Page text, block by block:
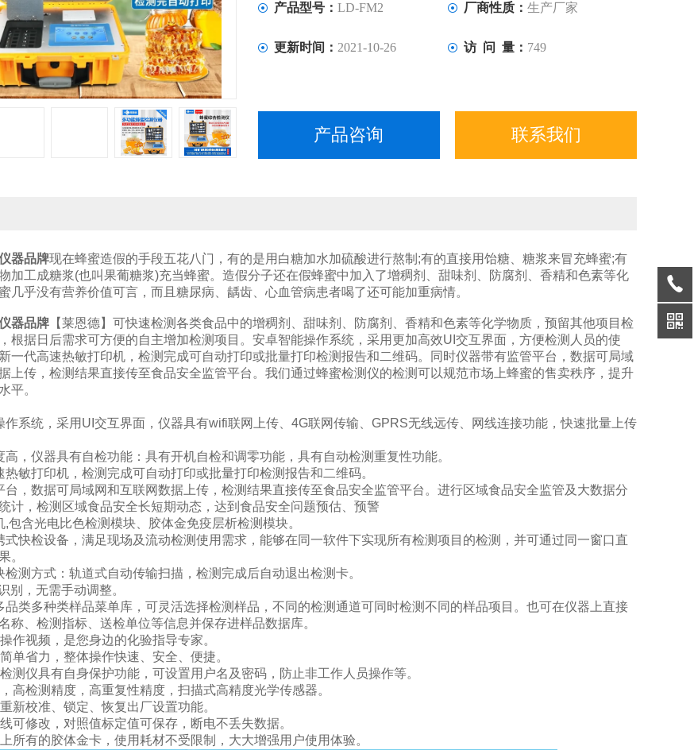
产品型号： LD-FM2 厂商性质： 生产厂家
更新时间： 2021-10-26 访 问 量： 749
产品咨询 联系我们
器品牌现在蜂蜜造假的手段五花八门，有的是用白糖加水加硫酸进行熬制;有的直接用饴糖、糖浆来冒充蜂蜜;有
加工成糖浆(也叫果葡糖浆)充当蜂蜜。造假分子还在假蜂蜜中加入了增稠剂、甜味剂、防腐剂、香精和色素等化
几乎没有营养价值可言，而且糖尿病、龋齿、心血管病患者喝了还可能加重病情。
器品牌 【莱恩德】可快速检测各类食品中的增稠剂、甜味剂、防腐剂、香精和色素等化学物质，预留其他项目检
根据日后需求可方便的自主增加检测项目。安卓智能操作系统，采用更加高效UI交互界面，方便检测人员的使
一代高速热敏打印机，检测完成可自动打印或批量打印检测报告和二维码。同时仪器带有监管平台，数据可局域
上传，检测结果直接传至食品安全监管平台。我们通过蜂蜜检测仪的检测可以规范市场上蜂蜜的售卖秩序，提升
平。
作系统，采用UI交互界面，仪器具有wifi联网上传、4G联网传输、GPRS无线远传、网线连接功能，快速批量上传
高，仪器具有自检功能：具有开机自检和调零功能，具有自动检测重复性功能。
热敏打印机，检测完成可自动打印或批量打印检测报告和二维码。
台，数据可局域网和互联网数据上传，检测结果直接传至食品安全监管平台。进行区域食品安全监管及大数据分
计，检测区域食品安全长短期动态，达到食品安全问题预估、预警
,包含光电比色检测模块、胶体金免疫层析检测模块。
式快检设备，满足现场及流动检测使用需求，能够在同一软件下实现所有检测项目的检测，并可通过同一窗口直
。
检测方式：轨道式自动传输扫描，检测完成后自动退出检测卡。
别，无需手动调整。
品类多种类样品菜单库，可灵活选择检测样品，不同的检测通道可同时检测不同的样品项目。也可在仪器上直接
称、检测指标、送检单位等信息并保存进样品数据库。
作视频，是您身边的化验指导专家。
单省力，整体操作快速、安全、便捷。
测仪具有自身保护功能，可设置用户名及密码，防止非工作人员操作等。
高检测精度，高重复性精度，扫描式高精度光学传感器。
新校准、锁定、恢复出厂设置功能。
可修改，对照值标定值可保存，断电不丢失数据。
所有的胶体金卡，使用耗材不受限制，大大增强用户使用体验。